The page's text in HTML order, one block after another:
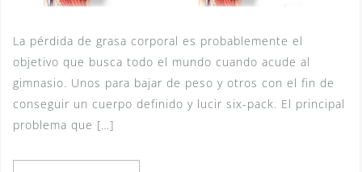
La pérdida de grasa corporal es probablemente el
objetivo que busca todo el mundo cuando acude al
gimnasio. Unos para bajar de peso y otros con el fin de
conseguir un cuerpo definido y lucir six-pack. El principal
problema que […]